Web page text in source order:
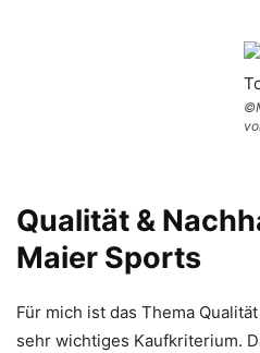
Qualität &
Maier Sports
Für mich ist das Thema
sehr wichtiges Kaufkriterium.